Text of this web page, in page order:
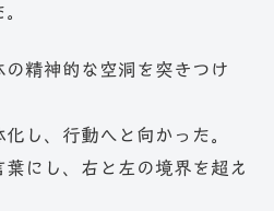
精神的な空洞を突きつけ
し、行動へと向かった。
にし、右と左の境界を超え